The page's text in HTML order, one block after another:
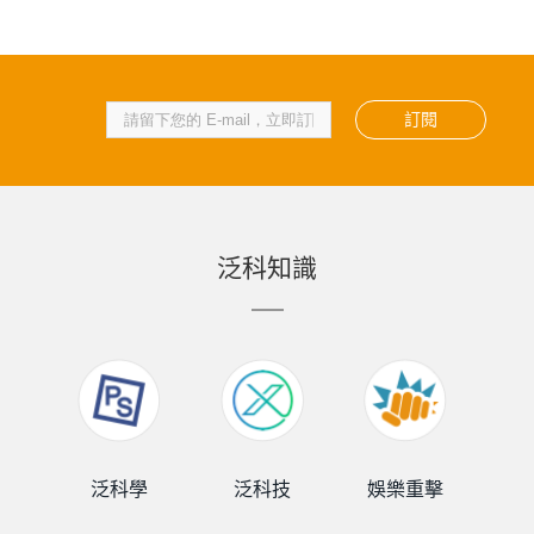
訂閱
泛科知識
泛科學 泛科技 娛樂重擊